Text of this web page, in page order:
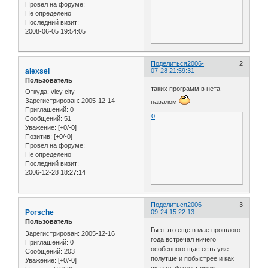
Провел на форуме:
Не определено
Последний визит:
2008-06-05 19:54:05
Поделиться 2
2006-
07-28 21:59:31
alexsei
Пользователь
Откуда: vicy city
Зарегистрирован: 2005-12-14
Приглашений: 0
Сообщений: 51
Уважение: [+0/-0]
Позитив: [+0/-0]
Провел на форуме:
Не определено
Последний визит:
2006-12-28 18:27:14
таких программ в нета
навалом
0
Поделиться 3
2006-
09-24 15:22:13
Porsche
Пользователь
Зарегистрирован: 2005-12-16
Приглашений: 0
Сообщений: 203
Уважение: [+0/-0]
Гы я это еще в мае прошлого
года встречал ничего
особенного щас есть уже
полутше и побыстрее и как